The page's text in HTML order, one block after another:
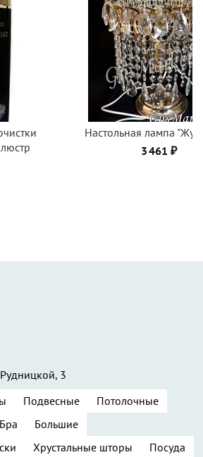
Настольная лампа
3 461 ₽
Подвесные
Потолочные
Бра
Большие
Хрустальные шторы Посуда
Рудницкой, 3